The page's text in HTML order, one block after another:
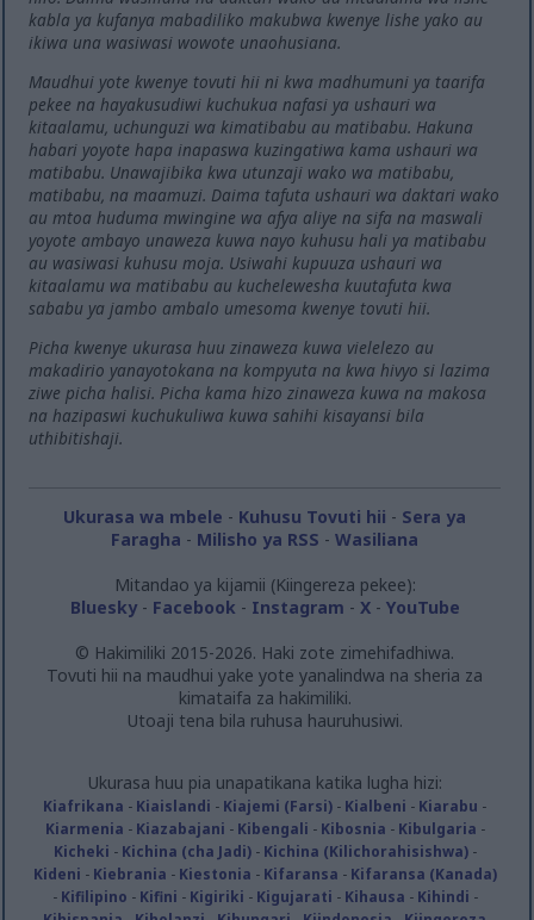
kabla ya kufanya mabadiliko makubwa kwenye lishe yako au
ikiwa una wasiwasi wowote unaohusiana.
Maudhui yote kwenye tovuti hii ni kwa madhumuni ya taarifa
pekee na hayakusudiwi kuchukua nafasi ya ushauri wa
kitaalamu, uchunguzi wa kimatibabu au matibabu. Hakuna
habari yoyote hapa inapaswa kuzingatiwa kama ushauri wa
matibabu. Unawajibika kwa utunzaji wako wa matibabu,
matibabu, na maamuzi. Daima tafuta ushauri wa daktari wako
au mtoa huduma mwingine wa afya aliye na sifa na maswali
yoyote ambayo unaweza kuwa nayo kuhusu hali ya matibabu
au wasiwasi kuhusu moja. Usiwahi kupuuza ushauri wa
kitaalamu wa matibabu au kuchelewesha kuutafuta kwa
sababu ya jambo ambalo umesoma kwenye tovuti hii.
Picha kwenye ukurasa huu zinaweza kuwa vielelezo au
makadirio yanayotokana na kompyuta na kwa hivyo si lazima
ziwe picha halisi. Picha kama hizo zinaweza kuwa na makosa
na hazipaswi kuchukuliwa kuwa sahihi kisayansi bila
uthibitishaji.
Ukurasa wa mbele - Kuhusu Tovuti hii - Sera ya
Faragha - Milisho ya RSS -Wasiliana
Mitandao ya kijamii (Kiingereza pekee):
Bluesky- Facebook - Instagram - X- YouTube
© Hakimiliki 2015-2026. Haki zote zimehifadhiwa.
Tovuti hii na maudhui yake yote yanalindwa na sheria za
kimataifa za hakimiliki.
Utoaji tena bila ruhusa hauruhusiwi.
Ukurasa huu pia unapatikana katika lugha hizi:
Kiafrikana - Kiaislandi - Kiajemi (Farsi) - Kialbeni - Kiarabu -
Kiarmenia - Kiazabajani - Kibengali - Kibosnia - Kibulgaria -
Kicheki - Kichina (cha Jadi)- Kichina (Kilichorahisishwa)-
Kideni - Kiebrania - Kiestonia - Kifaransa - Kifaransa (Kanada)
- Kifilipino - Kifini - Kigiriki - Kigujarati - Kihausa - Kihindi -